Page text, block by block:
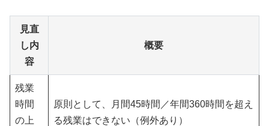
見直
し内
容
概要
残業
時間
の上
原則として、月間45時間／年間360時間を超え
る残業はできない（例外あり）